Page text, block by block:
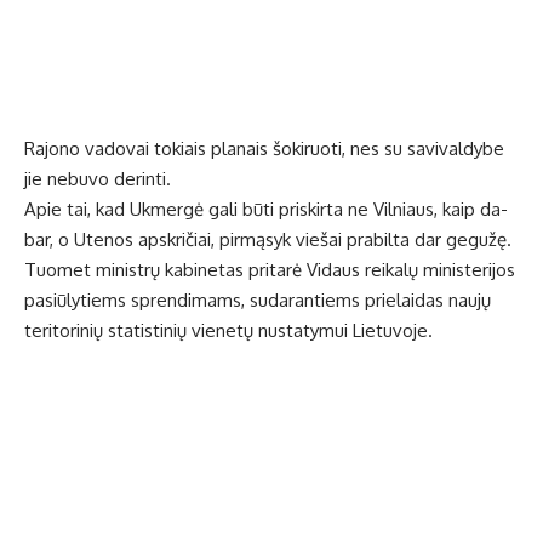
Ra­jo­no va­do­vai to­kiais pla­nais šo­ki­ruo­ti, nes su sa­vi­val­dy­be
jie ne­bu­vo de­rin­ti.
Apie tai, kad Uk­mer­gė ga­li bū­ti pri­skir­ta ne Vil­niaus, kaip da­
bar, o Ute­nos ap­skri­čiai, pir­mą­syk vie­šai pra­bil­ta dar ge­gu­žę.
Tuo­met mi­nist­rų ka­bi­ne­tas pri­ta­rė Vi­daus rei­ka­lų mi­nis­te­ri­jos
pa­siū­ly­tiems spren­di­mams, su­da­ran­tiems prie­lai­das nau­jų
te­ri­to­ri­nių sta­tis­ti­nių vie­ne­tų nu­sta­ty­mui Lie­tu­vo­je.